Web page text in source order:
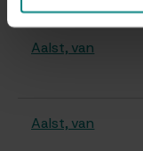
Aalst, van
Aalst, van